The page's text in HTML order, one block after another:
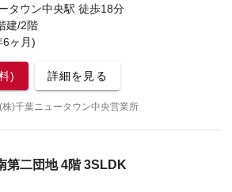
タウン中央駅 徒歩18分
建/2階
6ヶ月)
) 詳細を見る
)千葉ニュータウン中央営業所
第二団地 4階 3SLDK